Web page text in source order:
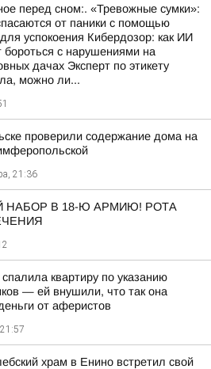
перед сном:. «Тревожные сумки»:
от паники с помощью
успокоения Кибердозор: как ИИ
бороться с нарушениями на
дачах Эксперт по этикету
можно ли...
проверили содержание дома на
21:36
НАБОР В 18-Ю АРМИЮ! РОТА
квартиру по указанию
— ей внушили, что так она
от аферистов
храм в Енино встретил свой